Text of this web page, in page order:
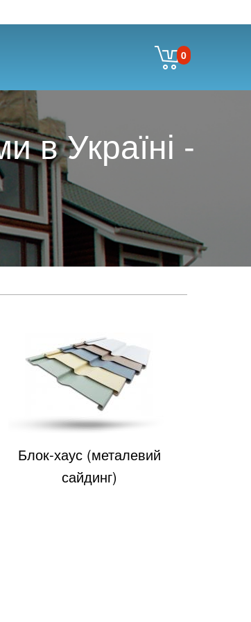
0
в Україні -
Блок-хаус (металевий
сайдинг)